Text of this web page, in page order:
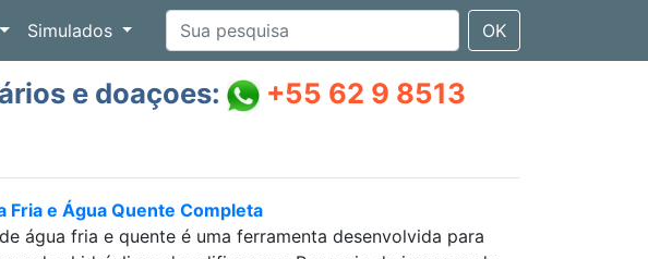
Simulados OK
e doaçoes:
+55 62 9 8513
Fria e Água Quente Completa
água fria e quente é uma ferramenta desenvolvida para